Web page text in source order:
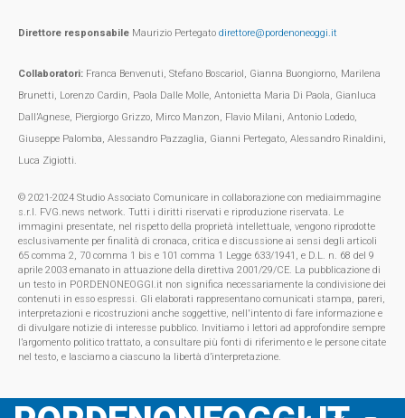
Direttore responsabile Maurizio Pertegato direttore@pordenoneoggi.it
Collaboratori: Franca Benvenuti, Stefano Boscariol, Gianna Buongiorno, Marilena
Brunetti, Lorenzo Cardin, Paola Dalle Molle, Antonietta Maria Di Paola, Gianluca
Dall’Agnese, Piergiorgo Grizzo, Mirco Manzon, Flavio Milani, Antonio Lodedo,
Giuseppe Palomba, Alessandro Pazzaglia, Gianni Pertegato, Alessandro Rinaldini,
Luca Zigiotti.
© 2021-2024 Studio Associato Comunicare in collaborazione con mediaimmagine
s.r.l. FVG.news network. Tutti i diritti riservati e riproduzione riservata. Le
immagini presentate, nel rispetto della proprietà intellettuale, vengono riprodotte
esclusivamente per finalità di cronaca, critica e discussione ai sensi degli articoli
65 comma 2, 70 comma 1 bis e 101 comma 1 Legge 633/1941, e D.L. n. 68 del 9
aprile 2003 emanato in attuazione della direttiva 2001/29/CE. La pubblicazione di
un testo in PORDENONEOGGI.it non significa necessariamente la condivisione dei
contenuti in esso espressi. Gli elaborati rappresentano comunicati stampa, pareri,
interpretazioni e ricostruzioni anche soggettive, nell'intento di fare informazione e
di divulgare notizie di interesse pubblico. Invitiamo i lettori ad approfondire sempre
l’argomento politico trattato, a consultare più fonti di riferimento e le persone citate
nel testo, e lasciamo a ciascuno la libertà d’interpretazione.